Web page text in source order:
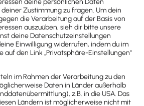
für